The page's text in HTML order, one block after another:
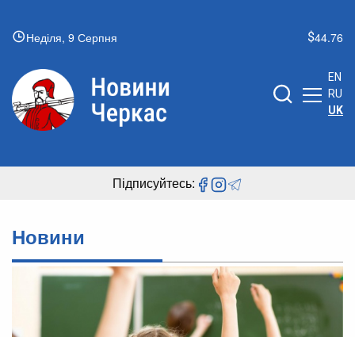
Неділя, 9 Серпня 44.76
EN
RU
UK
Підписуйтесь:
Новини